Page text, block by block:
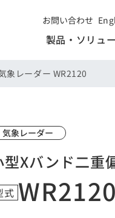
お問い合わせ
製品・ソリュ
象レーダー WR2120
気象レーダー
型Xバンド二重
式 WR2120